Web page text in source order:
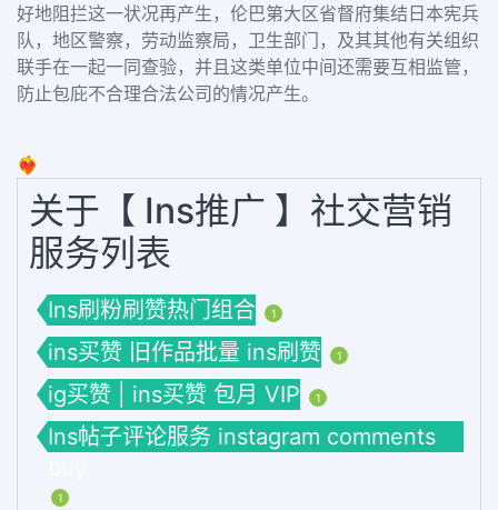
好地阻拦这一状况再产生，伦巴第大区省督府集结日本宪兵
队，地区警察，劳动监察局，卫生部门，及其其他有关组织
联手在一起一同查验，并且这类单位中间还需要互相监管，
防止包庇不合理合法公司的情况产生。
❤️‍🔥
关于【 Ins推广 】社交营销
服务列表
Ins刷粉刷赞热门组合 1
ins买赞 旧作品批量 ins刷赞 1
ig买赞 | ins买赞 包月 VIP 1
Ins帖子评论服务 instagram comments
1